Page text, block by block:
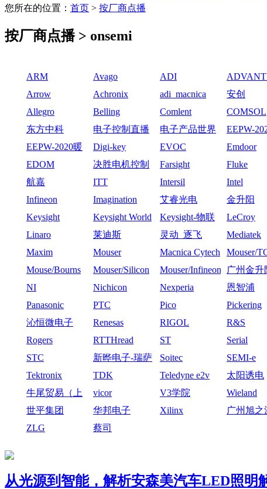
您所在的位置： 首页 > 按厂商点播
按厂商点播 > onsemi
ARM Avago ADI
Arrow
Achronix adi_macnica 安创
Allegro
Belling Comlent COMSOL
东方中科
电子控制直播 电子产品世界
EEPW-
心周-11月
EEPW-2020暖
心周-12月2日
Digi-key EVOC Emdoor
EDOM
决胜电机控制
_2021
Farsight Fluke
航嘉
ITT Intersil Intel
Infineon
Imagination 艾睿光电 金升阳
Keysight
Keysight World
Keysight-物联
网沙龙
LeCroy
Linaro
莱迪斯 灵动_逐飞 Mediatek
Maxim
Mouser Macnica Cytech Mouser/
Mouse/Bourns
Mouser/Silicon
Labs
Mouser/Infineon
广州金升
技有限公
NI
Nichicon Nexperia 恩智浦
Panasonic
PTC Pico Pickering
沁恒微电子
Renesas RIGOL R&S
Rogers
RTTHread ST Serial
STC
新晔电子-瑞萨
电子
Soitec SEMI-e
Tektronix
TDK Teledyne e2v 太阳诱电
牛尾贸易（上
海）有限公司
vicor V3学院 Wieland
世平集团
华邦电子 Xilinx
广州旭之
ZLG
蔡司
从光源到智能，解析安森美汽车LED照明